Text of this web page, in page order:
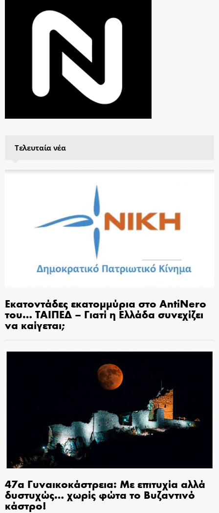
Τελευταία νέα
Εκατοντάδες εκατομμύρια στο AntiNero
του… ΤΑΙΠΕΔ – Γιατί η Ελλάδα συνεχίζει
να καίγεται;
47α Γυναικοκάστρεια: Με επιτυχία αλλά
δυστυχώς… χωρίς φώτα το Βυζαντινό
κάστρο!